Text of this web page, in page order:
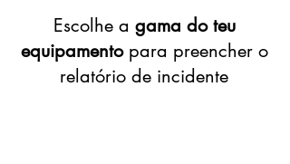
Escolhe a gama do teu
equipamentopara preencher o
relatório de incidente